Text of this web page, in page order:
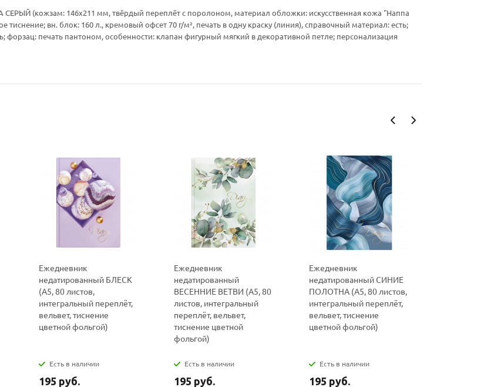
(кожзам: 146x211 мм, твёрдый переплёт с поролоном, материал обложки: искусственная кожа "Наппа
вн. блок: 160 л., кремовый офсет 70 г/м², печать в одну краску (линия), справочный материал: есть;
форзац: печать пантоном, особенности: клапан фигурный мягкий в декоративной петле; персонализация
Ежедневник
недатированный БЛЕСК
(А5, 80 листов,
интегральный переплёт,
вельвет, тиснение
цветной фольгой)
Есть в наличии
195 руб.
Ежедневник
недатированный
ВЕСЕННИЕ ВЕТВИ (А5, 80
листов, интегральный
переплёт, вельвет,
тиснение цветной
фольгой)
Есть в наличии
195 руб.
Ежедневник
недатированный СИНИЕ
ПОЛОТНА (А5, 80 листов,
интегральный переплёт,
вельвет, тиснение
цветной фольгой)
Есть в наличии
195 руб.
конфидициальности
конфидициальности